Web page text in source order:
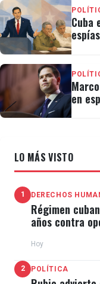
Cuba
en
LO MÁS VISTO
1 DERECHOS
Régimen
años contra
Hoy
2 POLÍTICA